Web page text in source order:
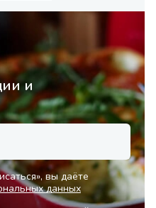
и
вы даёте
данных